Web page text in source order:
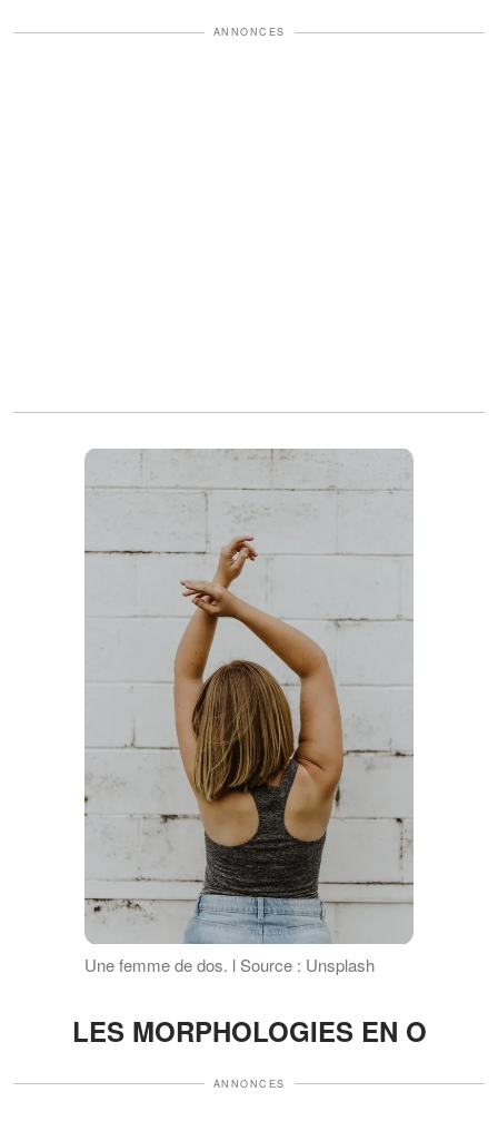
ANNONCES
Une femme de dos. l Source : Unsplash
LES MORPHOLOGIES EN O
ANNONCES